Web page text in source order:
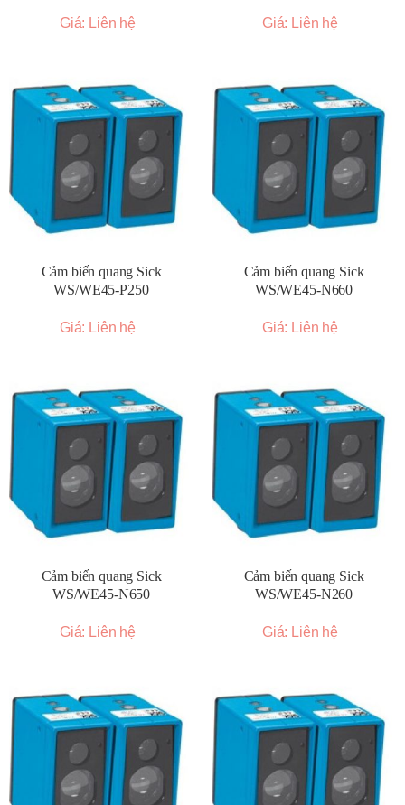
Giá: Liên hệ Giá: Liên hệ
Cảm biến quang Sick
WS/WE45-P250
Giá: Liên hệ
Cảm biến quang Sick
WS/WE45-N660
Giá: Liên hệ
Cảm biến quang Sick
WS/WE45-N650
Giá: Liên hệ
Cảm biến quang Sick
WS/WE45-N260
Giá: Liên hệ